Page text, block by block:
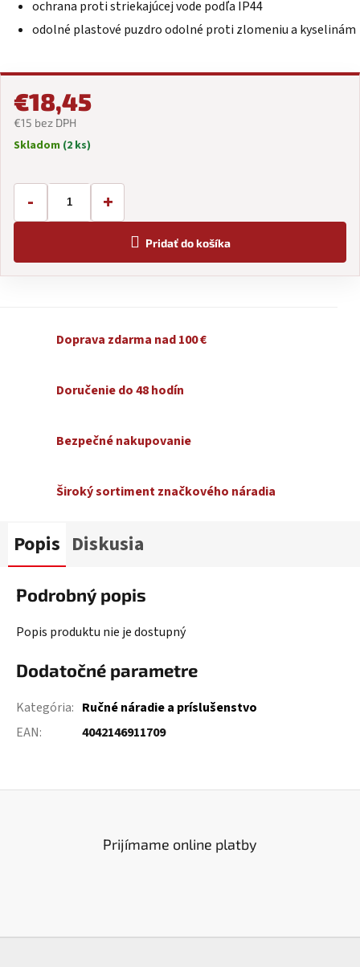
ochrana proti striekajúcej vode podľa IP44
odolné plastové puzdro odolné proti zlomeniu a kyselinám
€18,45
€15 bez DPH
Jednotková
Skladom (2 ks)
- +
Pridať do košíka
Doprava zdarma nad 100 €
Doručenie do 48 hodín
Bezpečné nakupovanie
Široký sortiment značkového náradia
Popis Diskusia
Podrobný popis
Popis produktu nie je dostupný
Dodatočné parametre
Kategória: Ručné náradie a príslušenstvo
EAN: 4042146911709
Prijímame online platby